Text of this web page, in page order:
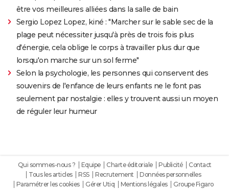
être vos meilleures alliées dans la salle de bain
Sergio Lopez Lopez, kiné : "Marcher sur le sable sec de la
plage peut nécessiter jusqu'à près de trois fois plus
d'énergie, cela oblige le corps à travailler plus dur que
lorsqu'on marche sur un sol ferme"
Selon la psychologie, les personnes qui conservent des
souvenirs de l'enfance de leurs enfants ne le font pas
seulement par nostalgie : elles y trouvent aussi un moyen
de réguler leur humeur
Qui sommes-nous ? Equipe Charte éditoriale Publicité
Contact
Tous les articles
RSS Recrutement
Données personnelles
Paramétrer les cookies
Gérer Utiq Mentions légales Groupe Figaro